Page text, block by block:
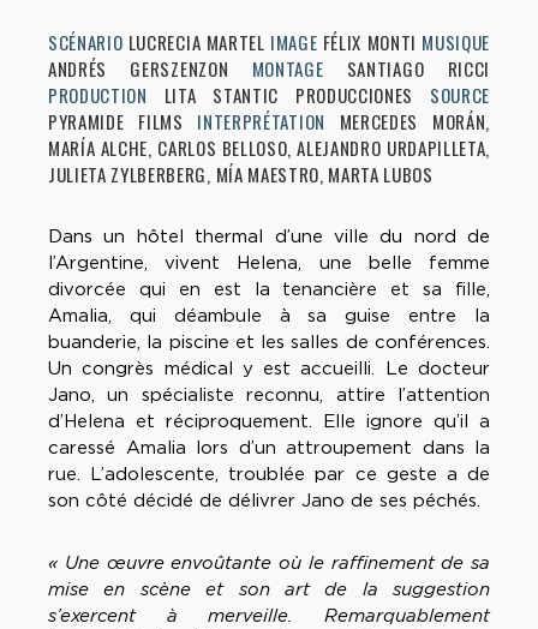
SCÉNARIO LUCRECIA MARTEL IMAGE FÉLIX MONTI MUSIQUE
ANDRÉS GERSZENZON MONTAGE SANTIAGO RICCI
PRODUCTION LITA STANTIC PRODUCCIONES SOURCE
PYRAMIDE FILMS INTERPRÉTATION
MERCEDES MORÁN,
MARÍA ALCHE, CARLOS BELLOSO, ALEJANDRO URDAPILLETA,
JULIETA ZYLBERBERG, MÍA MAESTRO, MARTA LUBOS
Dans un hôtel thermal d’une ville du nord de
l’Argentine, vivent Helena, une belle femme
divorcée qui en est la tenancière et sa fille,
Amalia, qui déambule à sa guise entre la
buanderie, la piscine et les salles de conférences.
Un congrès médical y est accueilli. Le docteur
Jano, un spécialiste reconnu, attire l’attention
d’Helena et réciproquement. Elle ignore qu’il a
caressé Amalia lors d’un attroupement dans la
rue. L’adolescente, troublée par ce geste a de
son côté décidé de délivrer Jano de ses péchés.
« Une œuvre envoûtante où le raffinement de sa
mise en scène et son art de la suggestion
s’exercent à merveille. Remarquablement